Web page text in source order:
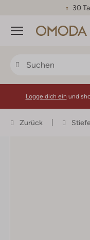
30
Menü
Logge dich ein und
Zurück